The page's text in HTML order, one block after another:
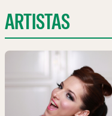
ARTISTAS